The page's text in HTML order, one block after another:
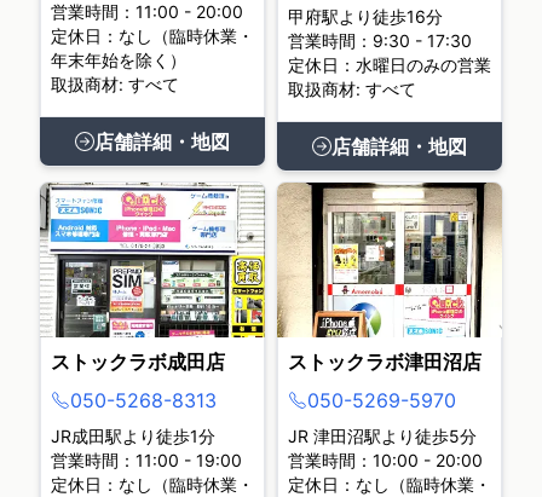
営業時間：11:00 - 20:00
定休日：なし（臨時休業・
年末年始を除く）
取扱商材: すべて
店舗詳細・地図
甲府駅より徒歩16分
営業時間：9:30 - 17:30
定休日：水曜日のみの営業
取扱商材: すべて
店舗詳細・地図
ストックラボ成田店
050-5268-8313
JR成田駅より徒歩1分
営業時間：11:00 - 19:00
定休日：なし（臨時休業・
ストックラボ津田沼店
050-5269-5970
JR 津田沼駅より徒歩5分
営業時間：10:00 - 20:00
定休日：なし（臨時休業・